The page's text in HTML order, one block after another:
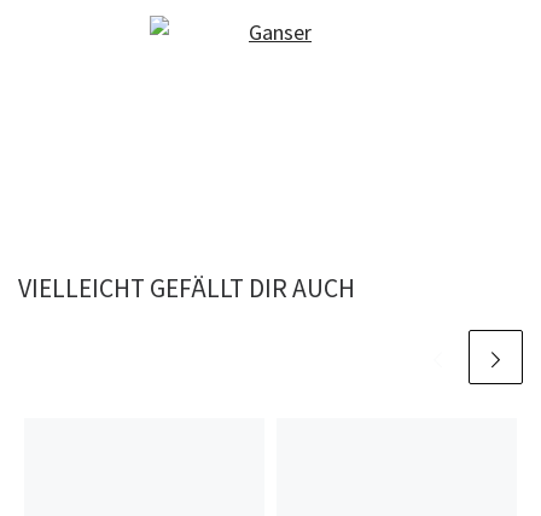
VIELLEICHT GEFÄLLT DIR AUCH